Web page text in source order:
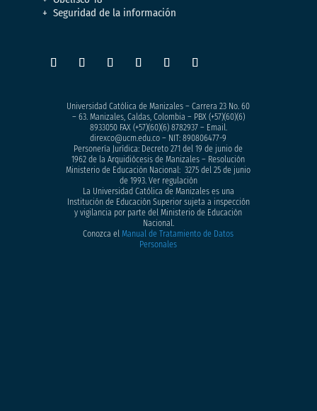
Seguridad de la información
Universidad Católica de Manizales – Carrera 23 No. 60
– 63. Manizales, Caldas, Colombia – PBX (+57)(60)(6)
8933050FAX (+57)(60)(6) 8782937 – Email.
direxco@ucm.edu.co – NIT: 890806477-9
Personería Jurídica: Decreto 271 del 19 de junio de
1962 de la Arquidiócesis de Manizales – Resolución
Ministerio de Educación Nacional: 3275 del 25 de junio
de 1993. Ver regulación
La Universidad Católica de Manizales es una
Institución de Educación Superior sujeta a inspección
y vigilancia por parte del Ministerio de Educación
Nacional.
Conozca elManual de Tratamiento de Datos
Personales